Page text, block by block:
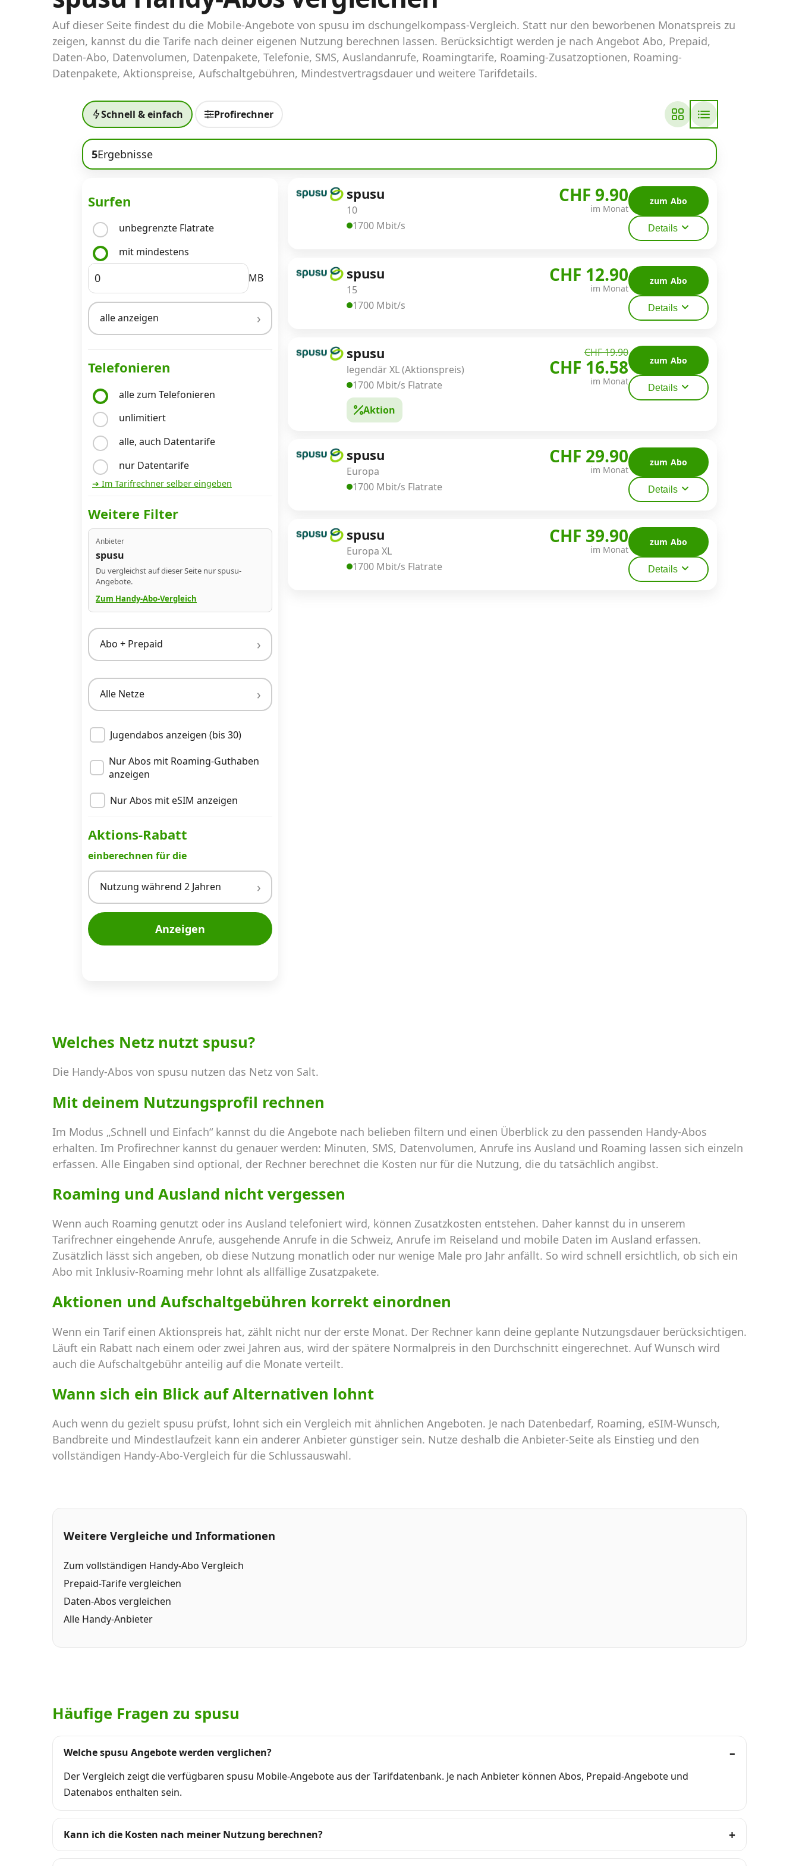
Abos für Tablets, Hotspots und Smart
Watches
Tarifrechner Handy-Abo
Der gute alte Tarifrechner im neuen Design
Alle Anbieter
Mobilfunknetz Schweiz
Handy-Abo-Aktionen
Handy-Abo kündigen oder wechseln
Alle Mobile-Vergleiche
Internet, TV, Telefon
Impressum
Auf dieser Seite findest du die Mobile-Angebote von spusu im dschungelkompass-Vergleich. Statt nur den beworbenen Monatspreis zu
zeigen, kannst du die Tarife nach deiner eigenen Nutzung berechnen lassen. Berücksichtigt werden je nach Angebot Abo, Prepaid,
Daten-Abo, Datenvolumen, Datenpakete, Telefonie, SMS, Auslandanrufe, Roamingtarife, Roaming-Zusatzoptionen, Roaming-
Datenpakete, Aktionspreise, Aufschaltgebühren, Mindestvertragsdauer und weitere Tarifdetails.
Schnell & einfach Profirechner
5Ergebnisse
Surfen
unbegrenzte Flatrate
mit mindestens
MB
alle anzeigen
Telefonieren
alle zum Telefonieren
unlimitiert
alle, auch Datentarife
nur Datentarife
➔ Im Tarifrechner selber eingeben
Weitere Filter
Anbieter
spusu
Du vergleichst auf dieser Seite nur spusu-
Angebote.
Zum Handy-Abo-Vergleich
Abo + Prepaid
Alle Netze
Jugendabos anzeigen (bis 30)
Nur Abos mit Roaming-Guthaben
anzeigen
Nur Abos mit eSIM anzeigen
Aktions-Rabatt
einberechnen für die
Nutzung während 2 Jahren
Anzeigen
spusu
10
1700 Mbit/s
CHF 9.90
im Monat
zum Abo
Details
spusu
15
1700 Mbit/s
CHF 12.90
im Monat
zum Abo
Details
spusu
legendär XL (Aktionspreis)
1700 Mbit/s Flatrate
Aktion
CHF 19.90
CHF 16.58
im Monat
zum Abo
Details
spusu
Europa
1700 Mbit/s Flatrate
CHF 29.90
im Monat
zum Abo
Details
spusu
Europa XL
1700 Mbit/s Flatrate
CHF 39.90
im Monat
zum Abo
Details
Welches Netz nutzt spusu?
Die Handy-Abos von spusu nutzen das Netz von Salt.
Mit deinem Nutzungsprofil rechnen
Im Modus „Schnell und Einfach“ kannst du die Angebote nach belieben filtern und einen Überblick zu den passenden Handy-Abos
erhalten. Im Profirechner kannst du genauer werden: Minuten, SMS, Datenvolumen, Anrufe ins Ausland und Roaming lassen sich einzeln
erfassen. Alle Eingaben sind optional, der Rechner berechnet die Kosten nur für die Nutzung, die du tatsächlich angibst.
Roaming und Ausland nicht vergessen
Wenn auch Roaming genutzt oder ins Ausland telefoniert wird, können Zusatzkosten entstehen. Daher kannst du in unserem
Tarifrechner eingehende Anrufe, ausgehende Anrufe in die Schweiz, Anrufe im Reiseland und mobile Daten im Ausland erfassen.
Zusätzlich lässt sich angeben, ob diese Nutzung monatlich oder nur wenige Male pro Jahr anfällt. So wird schnell ersichtlich, ob sich ein
Abo mit Inklusiv-Roaming mehr lohnt als allfällige Zusatzpakete.
Aktionen und Aufschaltgebühren korrekt einordnen
Wenn ein Tarif einen Aktionspreis hat, zählt nicht nur der erste Monat. Der Rechner kann deine geplante Nutzungsdauer berücksichtigen.
Läuft ein Rabatt nach einem oder zwei Jahren aus, wird der spätere Normalpreis in den Durchschnitt eingerechnet. Auf Wunsch wird
auch die Aufschaltgebühr anteilig auf die Monate verteilt.
Wann sich ein Blick auf Alternativen lohnt
Auch wenn du gezielt spusu prüfst, lohnt sich ein Vergleich mit ähnlichen Angeboten. Je nach Datenbedarf, Roaming, eSIM-Wunsch,
Bandbreite und Mindestlaufzeit kann ein anderer Anbieter günstiger sein. Nutze deshalb die Anbieter-Seite als Einstieg und den
vollständigen Handy-Abo-Vergleich für die Schlussauswahl.
Weitere Vergleiche und Informationen
Zum vollständigen Handy-Abo Vergleich
Prepaid-Tarife vergleichen
Daten-Abos vergleichen
Alle Handy-Anbieter
Häufige Fragen zu spusu
Welche spusu Angebote werden verglichen?
Der Vergleich zeigt die verfügbaren spusu Mobile-Angebote aus der Tarifdatenbank. Je nach Anbieter können Abos, Prepaid-Angebote und
Datenabos enthalten sein.
Kann ich die Kosten nach meiner Nutzung berechnen?